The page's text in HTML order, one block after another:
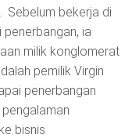
Sebelum bekerja di
ia
milik konglomerat
pemilik Virgin
penerbangan
bisnis